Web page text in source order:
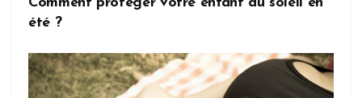
été ?